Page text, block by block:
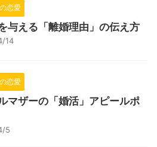
恋愛
与える「離婚理由」の伝え方
14
恋愛
マザーの「婚活」アピールポ
5